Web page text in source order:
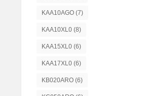
KAA10AGO (7)
KAA10XL0 (8)
KAA15XL0 (6)
KAA17XL0 (6)
KB020ARO (6)